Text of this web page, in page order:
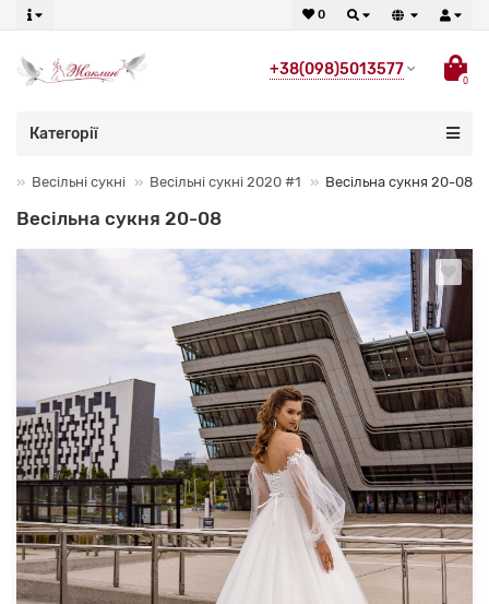
0
+38(098)5013577
0
Категорії
Весільні сукні Весільні сукні 2020 #1 Весільна сукня 20-08
Весільна сукня 20-08